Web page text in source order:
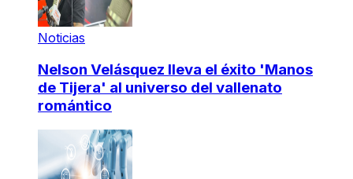
Noticias
Nelson Velásquez lleva el éxito 'Manos
de Tijera' al universo del vallenato
romántico